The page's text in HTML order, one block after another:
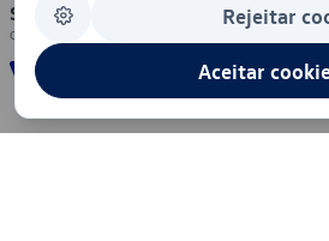
Segurança Rejeitar
Aceitar